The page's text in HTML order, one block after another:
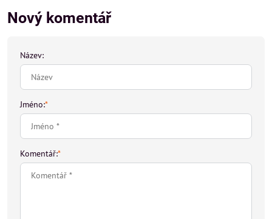
Nový komentář
Název:
Jméno:*
Komentář:*